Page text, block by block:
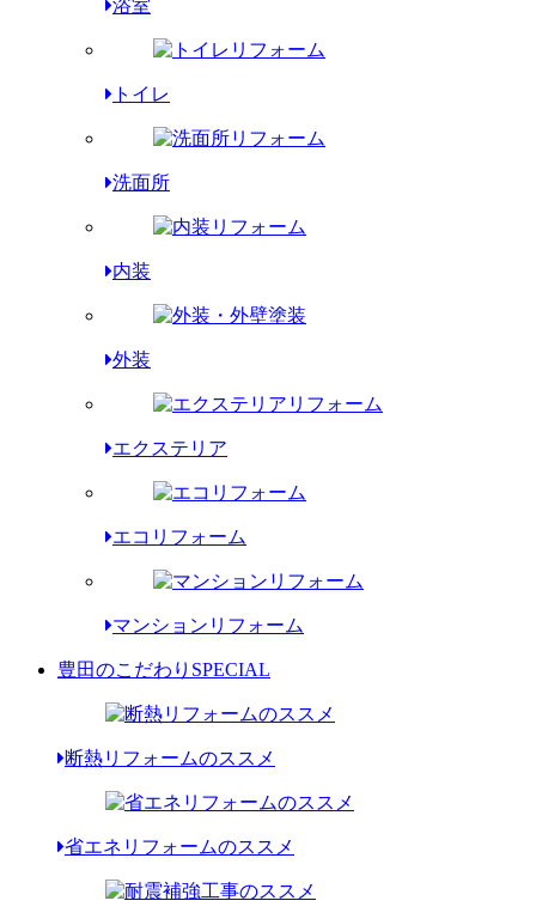
浴室
トイレ
洗面所
内装
外装
エクステリア
エコリフォーム
マンションリフォーム
豊田のこだわり SPECIAL
断熱リフォームのススメ
省エネリフォームのススメ